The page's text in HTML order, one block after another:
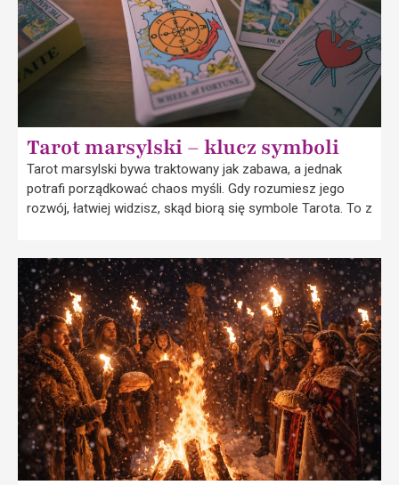
Tarot marsylski – klucz symboli
Tarot marsylski bywa traktowany jak zabawa, a jednak
potrafi porządkować chaos myśli. Gdy rozumiesz jego
rozwój, łatwiej widzisz, skąd biorą się symbole Tarota. To z